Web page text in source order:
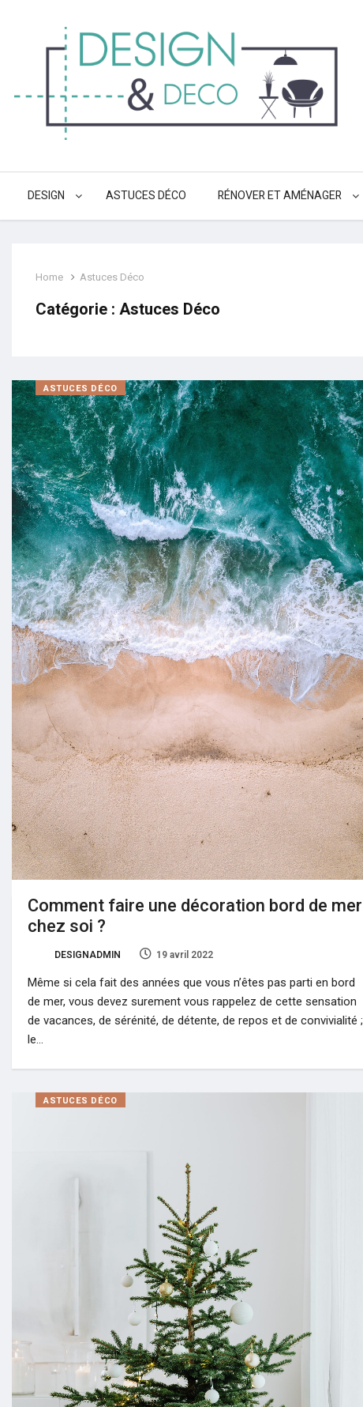
DESIGN ASTUCES DÉCO RÉNOVER ET AMÉNAGER
Home Astuces Déco
Catégorie : Astuces Déco
ASTUCES DÉCO
Comment faire une décoration bord de mer
chez soi ?
DESIGNADMIN 19 avril 2022
Même si cela fait des années que vous n’êtes pas parti en bord
de mer, vous devez surement vous rappelez de cette sensation
de vacances, de sérénité, de détente, de repos et de convivialité ;
le…
ASTUCES DÉCO